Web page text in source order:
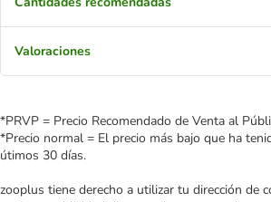
Valoraciones
*PRVP = Precio Recomendado de Venta al
*Precio normal = El precio más bajo que ha
útimos 30 días.
zooplus tiene derecho a utilizar tu dirección de